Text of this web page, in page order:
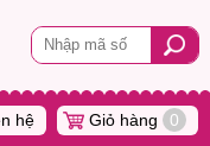
hệ Giỏ hàng 0